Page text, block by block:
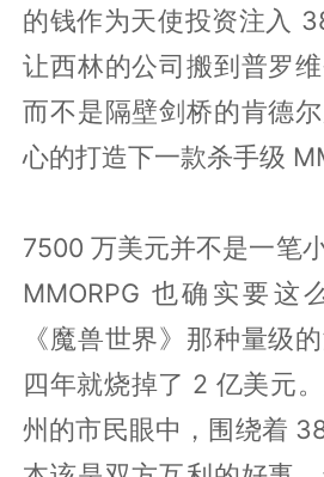
的钱作为天使投资注入
让西林的公司搬到普罗
而不是隔壁剑桥的肯德
心的打造下一款杀手级
7500 万美元并不是一笔
MMORPG 也确实要这
《魔兽世界》那种量级
四年就烧掉了 2 亿美元
州的市民眼中，围绕着